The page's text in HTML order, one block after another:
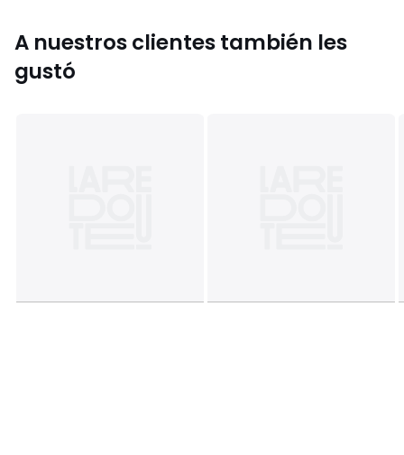
A nuestros clientes también les
gustó